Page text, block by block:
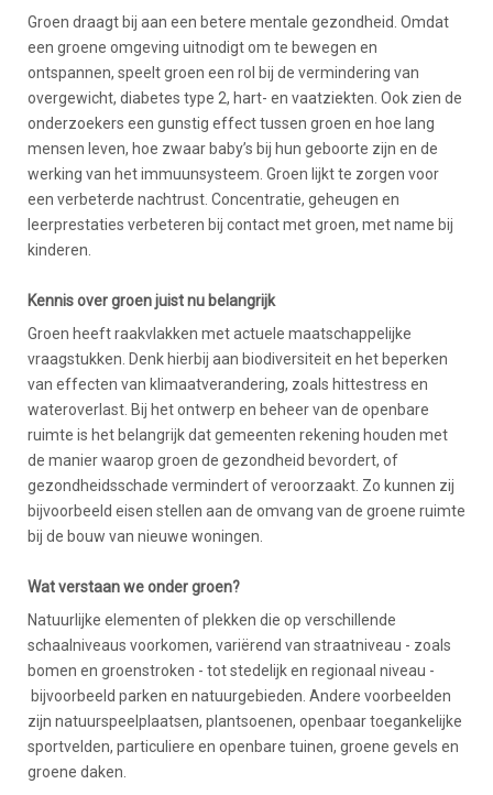
Groen draagt bij aan een betere mentale gezondheid. Omdat
een groene omgeving uitnodigt om te bewegen en
ontspannen, speelt groen een rol bij de vermindering van
overgewicht, diabetes type 2, hart- en vaatziekten. Ook zien de
onderzoekers een gunstig effect tussen groen en hoe lang
mensen leven, hoe zwaar baby’s bij hun geboorte zijn en de
werking van het immuunsysteem. Groen lijkt te zorgen voor
een verbeterde nachtrust. Concentratie, geheugen en
leerprestaties verbeteren bij contact met groen, met name bij
kinderen.
Kennis over groen juist nu belangrijk
Groen heeft raakvlakken met actuele maatschappelijke
vraagstukken. Denk hierbij aan biodiversiteit en het beperken
van effecten van klimaatverandering, zoals hittestress en
wateroverlast. Bij het ontwerp en beheer van de openbare
ruimte is het belangrijk dat gemeenten rekening houden met
de manier waarop groen de gezondheid bevordert, of
gezondheidsschade vermindert of veroorzaakt. Zo kunnen zij
bijvoorbeeld eisen stellen aan de omvang van de groene ruimte
bij de bouw van nieuwe woningen.
Wat verstaan we onder groen?
Natuurlijke elementen of plekken die op verschillende
schaalniveaus voorkomen, variërend van straatniveau - zoals
bomen en groenstroken - tot stedelijk en regionaal niveau -
bijvoorbeeld parken en natuurgebieden. Andere voorbeelden
zijn natuurspeelplaatsen, plantsoenen, openbaar toegankelijke
sportvelden, particuliere en openbare tuinen, groene gevels en
groene daken.